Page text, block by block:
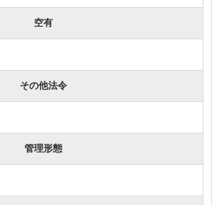
空有
その他法令
管理形態